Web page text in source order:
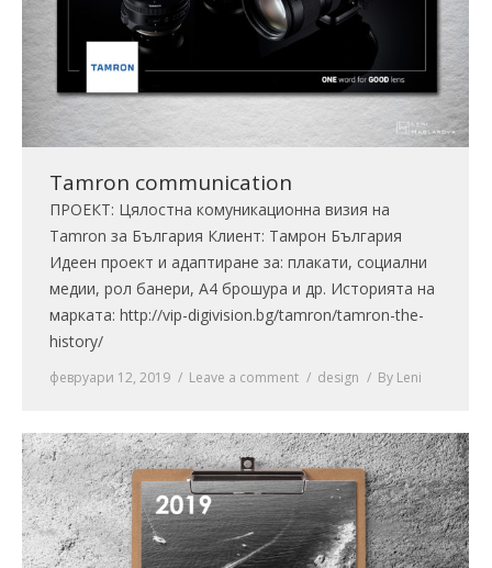
Tamron communication
ПРОЕКТ: Цялостна комуникационна визия на
Tamron за България Клиент: Тамрон България
Идеен проект и адаптиране за: плакати, социални
медии, рол банери, A4 брошура и др. Историята на
марката: http://vip-digivision.bg/tamron/tamron-the-
history/
февруари 12, 2019 Leave a comment design By Leni